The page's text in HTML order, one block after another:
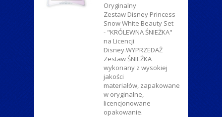
Oryginalny
Zestaw Disney Princess
Snow White Beauty Set
- "KRÓLEWNA ŚNIEŻKA"
na Licencji
Disney.WYPRZEDAŻ
Zestaw ŚNIEŻKA
wykonany z wysokiej
jakości
materiałów, zapakowane
w oryginalne,
licencjonowane
opakowanie.